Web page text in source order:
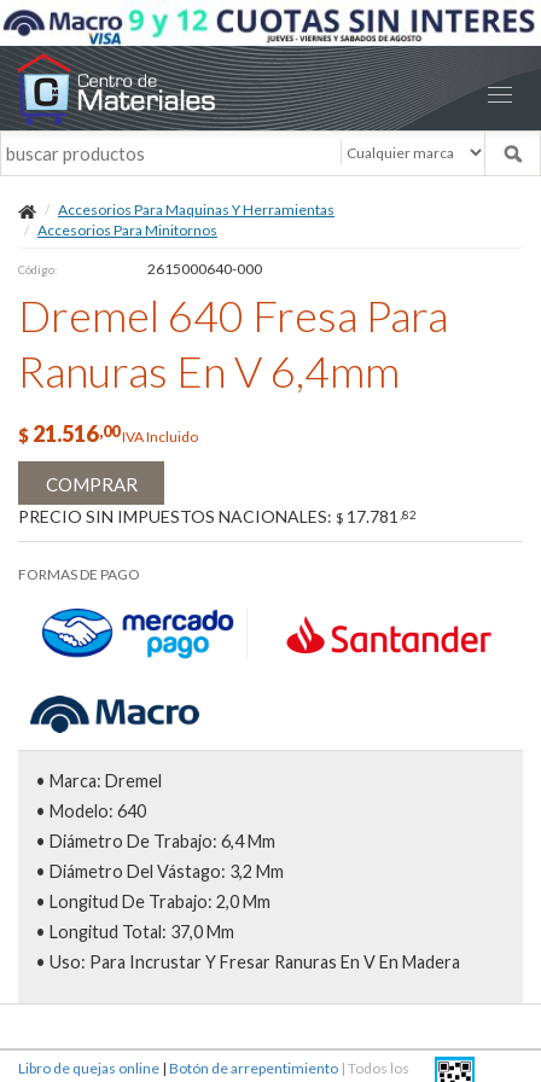
Accesorios Para Maquinas Y Herramientas
Accesorios Para Minitornos
Código: 2615000640-000
Dremel 640 Fresa Para
Ranuras En V 6,4mm
$ 21.516,00IVA Incluido
COMPRAR
PRECIO SIN IMPUESTOS NACIONALES: $ 17.781 ,82
FORMAS DE PAGO
• Marca: Dremel
• Modelo: 640
• Diámetro De Trabajo: 6,4 Mm
• Diámetro Del Vástago: 3,2 Mm
• Longitud De Trabajo: 2,0 Mm
• Longitud Total: 37,0 Mm
• Uso: Para Incrustar Y Fresar Ranuras En V En Madera
Libro de quejas online | Botón de arrepentimiento | Todos los